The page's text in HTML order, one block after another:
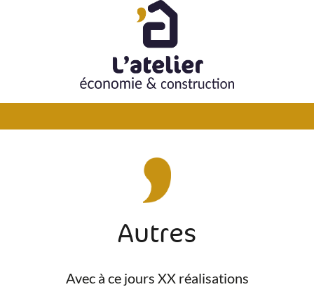
Autres
Avec à ce jours XX réalisations